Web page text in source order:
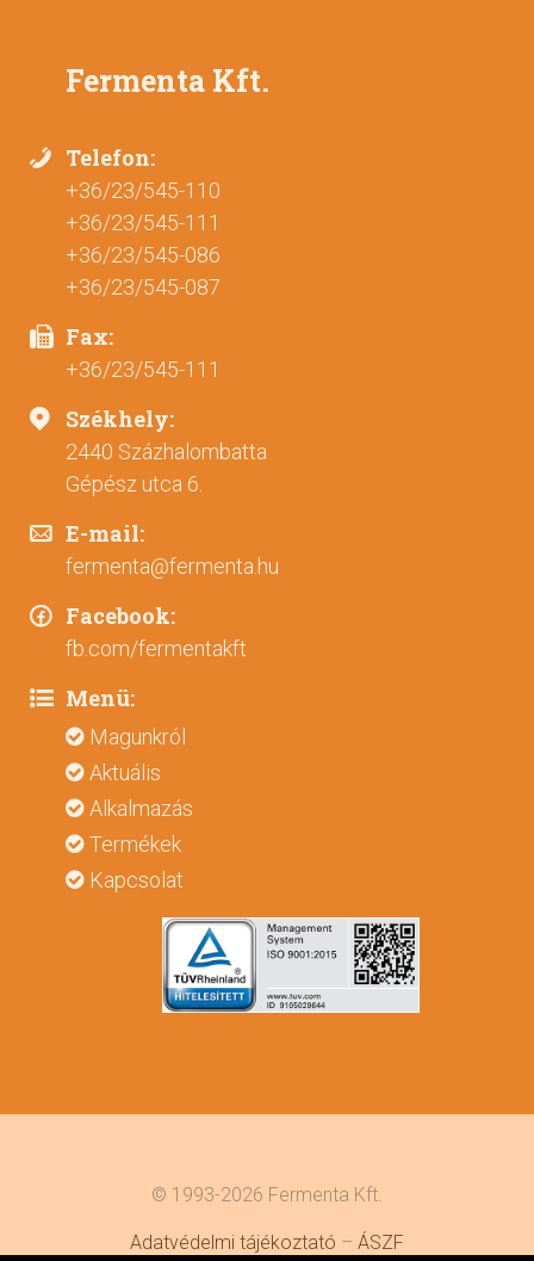
Fermenta Kft.
Telefon:
+36/23/545-110
+36/23/545-111
+36/23/545-086
+36/23/545-087
Fax:
+36/23/545-111
Székhely:
2440 Százhalombatta
Gépész utca 6.
E-mail:
fermenta@fermenta.hu
Facebook:
fb.com/fermentakft
Menü:
Magunkról
Aktuális
Alkalmazás
Termékek
Kapcsolat
© 1993-2026 Fermenta Kft.
Adatvédelmi tájékoztató – ÁSZF